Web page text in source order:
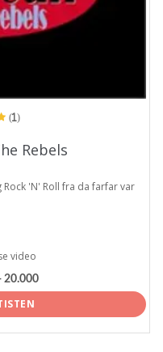
(1)
Rebels
'N' Roll fra da farfar var
video
20.000